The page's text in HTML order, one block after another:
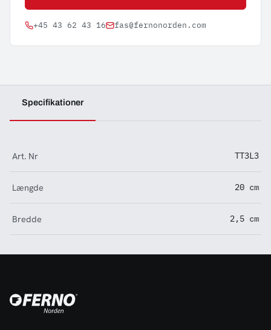
+45 43 62 43 16 fas@fernonorden.com
Specifikationer
Art. Nr TT3L3
Længde 20 cm
Bredde 2,5 cm